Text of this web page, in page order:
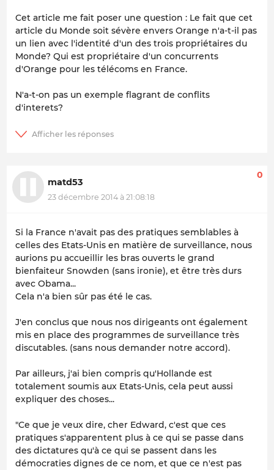
Cet article me fait poser une question : Le fait que cet
article du Monde soit sévère envers Orange n'a-t-il pas
un lien avec l'identité d'un des trois propriétaires du
Monde? Qui est propriétaire d'un concurrents
d'Orange pour les télécoms en France.
N'a-t-on pas un exemple flagrant de conflits
d'interets?
matd53
23 décembre 2014 à 21:08:18
0
Si la France n'avait pas des pratiques semblables à
celles des Etats-Unis en matière de surveillance, nous
aurions pu accueillir les bras ouverts le grand
bienfaiteur Snowden (sans ironie), et être très durs
avec Obama...
Cela n'a bien sûr pas été le cas.
J'en conclus que nous nos dirigeants ont également
mis en place des programmes de surveillance très
discutables. (sans nous demander notre accord).
Par ailleurs, j'ai bien compris qu'Hollande est
totalement soumis aux Etats-Unis, cela peut aussi
expliquer des choses...
"Ce que je veux dire, cher Edward, c'est que ces
pratiques s'apparentent plus à ce qui se passe dans
des dictatures qu'à ce qui se passent dans les
démocraties dignes de ce nom, et que ce n'est pas